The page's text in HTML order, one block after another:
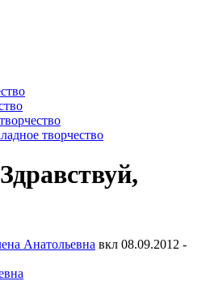
творчество
Анатольевна вкл 08.09.2012 -